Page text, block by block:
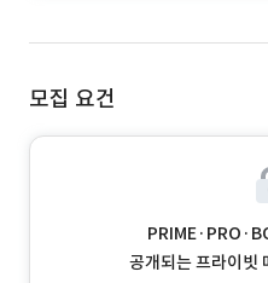
모집 요건
공개되는 프라이빗